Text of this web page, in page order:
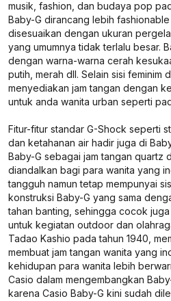
musik, fashion, dan budaya pop
Baby-G dirancang lebih
disesuaikan dengan ukuran
yang umumnya tidak terlalu besar.
dengan warna-warna cerah
putih, merah dll. Selain sisi feminim
menyediakan jam tangan dengan
untuk anda wanita urban seperti
Fitur-fitur standar G-Shock seperti
dan ketahanan air hadir juga di
Baby-G sebagai jam tangan quartz
diandalkan bagi para wanita yang
tangguh namun tetap mempunyai
konstruksi Baby-G yang sama
tahan banting, sehingga cocok
untuk kegiatan outdoor dan
Tadao Kashio pada tahun 1940,
membuat jam tangan wanita yang
kehidupan para wanita lebih
Casio dalam mengembangkan
karena Casio Baby-G kini sudah